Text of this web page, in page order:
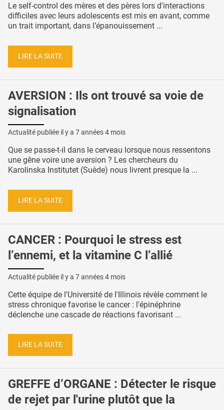
Le self-control des mères et des pères lors d'interactions
difficiles avec leurs adolescents est mis en avant, comme
un trait important, dans l’épanouissement ...
LIRE LA SUITE
AVERSION : Ils ont trouvé sa voie de
signalisation
Actualité publiée il y a 7 années 4 mois
Que se passe-t-il dans le cerveau lorsque nous ressentons
une gêne voire une aversion ? Les chercheurs du
Karolinska Institutet (Suède) nous livrent presque la ...
LIRE LA SUITE
CANCER : Pourquoi le stress est
l’ennemi, et la vitamine C l’allié
Actualité publiée il y a 7 années 4 mois
Cette équipe de l'Université de l'Illinois révèle comment le
stress chronique favorise le cancer : l'épinéphrine
déclenche une cascade de réactions favorisant ...
LIRE LA SUITE
GREFFE d’ORGANE : Détecter le risque
de rejet par l'urine plutôt que la